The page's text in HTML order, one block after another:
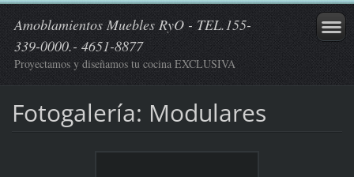
Amoblamientos Muebles RyO - TEL.155-
339-0000.- 4651-8877
Proyectamos y diseñamos tu cocina EXCLUSIVA
Fotogalería: Modulares